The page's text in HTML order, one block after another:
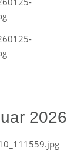
2026